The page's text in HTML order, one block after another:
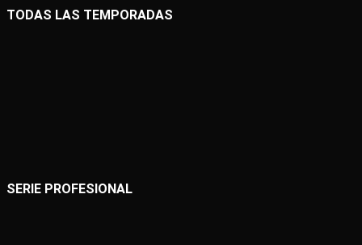
TODAS LAS TEMPORADAS
SERIE PROFESIONAL